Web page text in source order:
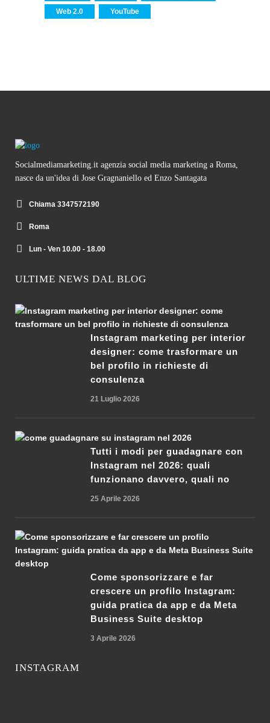
Web 2.0 YouTube
Socialmediamarketing.it agenzia social media marketing a Roma,
nasce da un'idea di Jose Gragnaniello ed Enzo Santagata
Chiama 3347572190
Roma
Lun - Ven 10.00 - 18.00
ULTIME NEWS DAL BLOG
Instagram marketing per interior
designer: come trasformare un
bel profilo in richieste di
consulenza
21 Luglio 2026
Tutti i modi per guadagnare con
Instagram nel 2026: quali
funzionano davvero, quali no
25 Aprile 2026
Come sponsorizzare e far
crescere un profilo Instagram:
guida pratica da app e da Meta
Business Suite desktop
3 Aprile 2026
INSTAGRAM